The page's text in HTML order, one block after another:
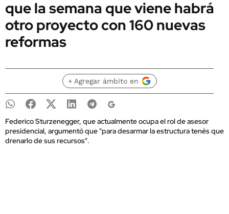
que la semana que viene habrá
otro proyecto con 160 nuevas
reformas
+ Agregar ámbito en
Federico Sturzenegger, que actualmente ocupa el rol de asesor
presidencial, argumentó que "para desarmar la estructura tenés que
drenarlo de sus recursos".